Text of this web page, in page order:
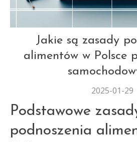
AUT
Jakie są zasady
alimentów w Polsce
2025-01-29
Podstawowe
podnoszenia